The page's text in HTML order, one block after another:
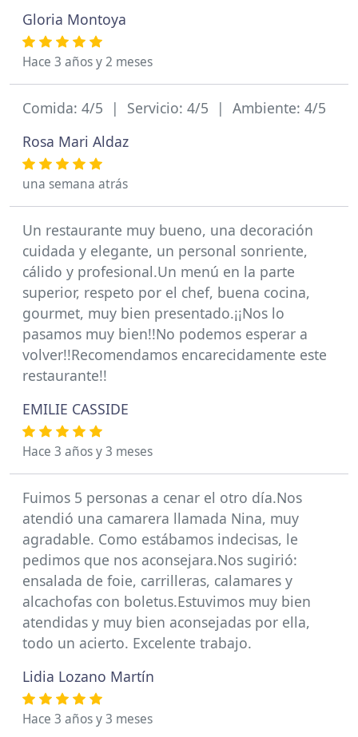
Gloria Montoya
Hace 3 años y 2 meses
Comida: 4/5 | Servicio: 4/5 | Ambiente: 4/5
Rosa Mari Aldaz
una semana atrás
Un restaurante muy bueno, una decoración
cuidada y elegante, un personal sonriente,
cálido y profesional.Un menú en la parte
superior, respeto por el chef, buena cocina,
gourmet, muy bien presentado.¡¡Nos lo
pasamos muy bien!!No podemos esperar a
volver!!Recomendamos encarecidamente este
restaurante!!
EMILIE CASSIDE
Hace 3 años y 3 meses
Fuimos 5 personas a cenar el otro día.Nos
atendió una camarera llamada Nina, muy
agradable. Como estábamos indecisas, le
pedimos que nos aconsejara.Nos sugirió:
ensalada de foie, carrilleras, calamares y
alcachofas con boletus.Estuvimos muy bien
atendidas y muy bien aconsejadas por ella,
todo un acierto. Excelente trabajo.
Lidia Lozano Martín
Hace 3 años y 3 meses